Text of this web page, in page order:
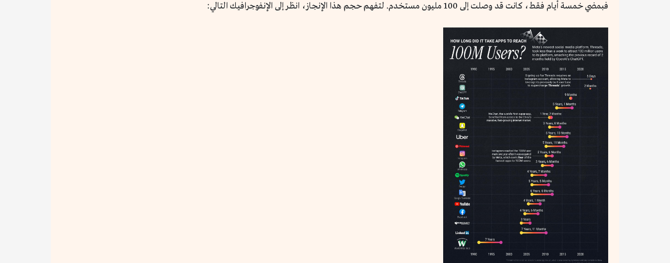
فبمضي خمسة أيام فقط، كانت قد وصلت إلى 100 مليون مستخدم. لتفهم حجم هذا الإنجاز، انظر إلى الإنفوجرافيك التالي: